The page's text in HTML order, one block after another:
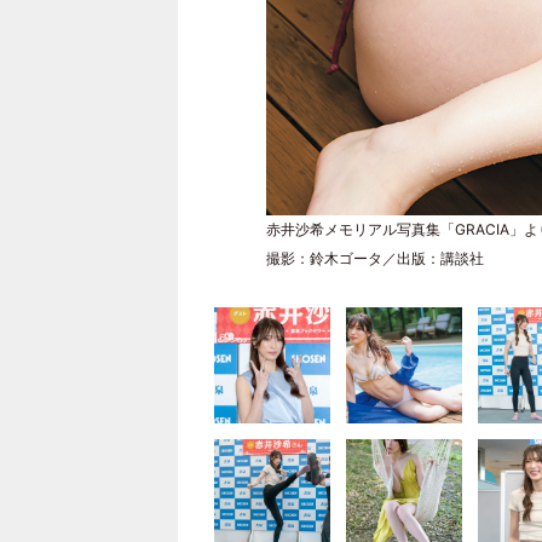
赤井沙希メモリアル写真集「GRACIA」よ
撮影：鈴木ゴータ／出版：講談社